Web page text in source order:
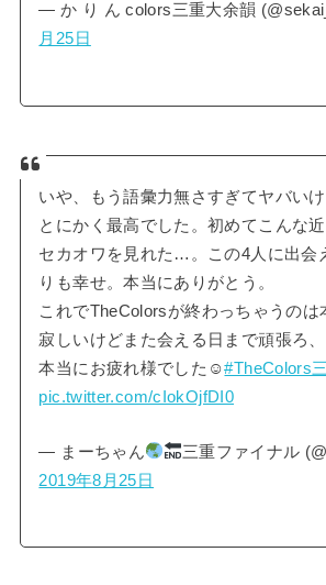
— か り ん colors三重大余韻
月25日
いや、もう語彙力無さすぎてヤバい
とにかく最高でした。初めてこんな
セカオワを見れた…。この4人に出会
りも幸せ。本当にありがとう。
これでTheColorsが終わっちゃうのは
寂しいけどまた会える日まで頑張ろ、
本当にお疲れ様でした︎︎︎︎︎☺︎#TheColors
pic.twitter.com/cIokOjfDI0
— まーちゃん
三重ファイナル
2019年8月25日